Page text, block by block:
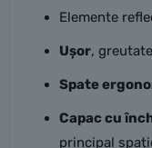
Elemente
Ușor,
Spate
Capac cu
principal